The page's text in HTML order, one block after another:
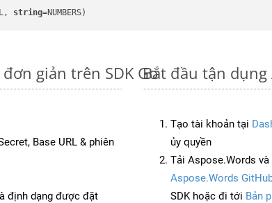
string=NUMBERS)
giản trên SDK Go
Base URL & phiên
định dạng được đặt
Bắt đầu tận dụng
Tạo tài khoản tại
ủy quyền
Tải Aspose.Words
Aspose.Words
SDK hoặc đi tới Bản